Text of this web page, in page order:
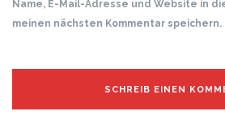
Name, E-Mail-Adresse und Website in
meinen nächsten Kommentar speichern.